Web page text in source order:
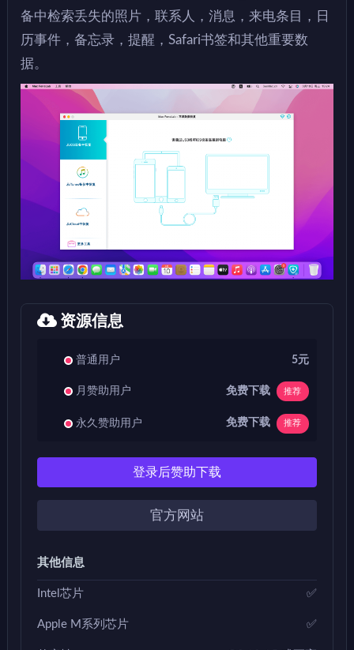
备中检索丢失的照片，联系人，消息，来电条目，日
历事件，备忘录，提醒，Safari书签和其他重要数
据。
资源信息
普通用户 5元
月赞助用户 免费下载 推荐
永久赞助用户 免费下载 推荐
登录后赞助下载
官方网站
其他信息
Intel芯片 ✅
Apple M系列芯片 ✅